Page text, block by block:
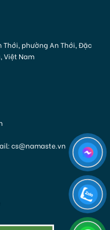
Thới, phường An Thới, Đặc
Việt Nam
cs@namaste.vn